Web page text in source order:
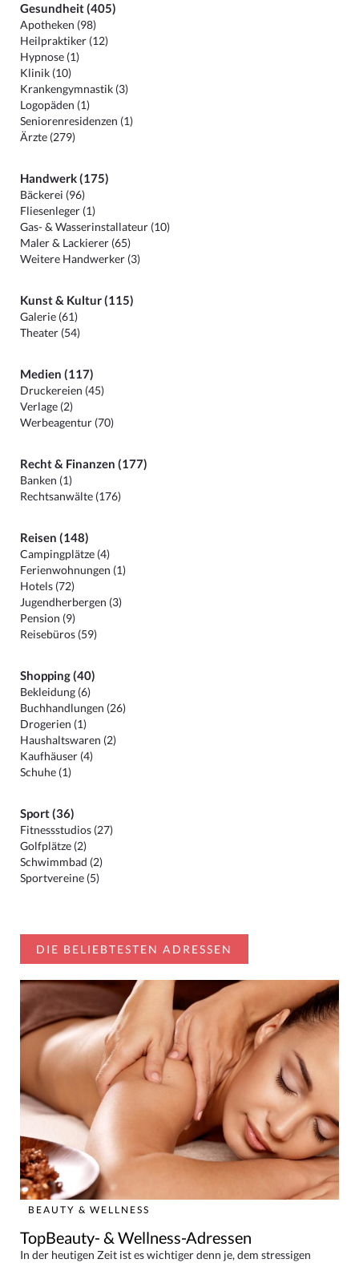
Gesundheit (405)
Apotheken (98)
Heilpraktiker (12)
Hypnose (1)
Klinik (10)
Krankengymnastik (3)
Logopäden (1)
Seniorenresidenzen (1)
Ärzte (279)
Handwerk (175)
Bäckerei (96)
Fliesenleger (1)
Gas- & Wasserinstallateur (10)
Maler & Lackierer (65)
Weitere Handwerker (3)
Kunst & Kultur (115)
Galerie (61)
Theater (54)
Medien (117)
Druckereien (45)
Verlage (2)
Werbeagentur (70)
Recht & Finanzen (177)
Banken (1)
Rechtsanwälte (176)
Reisen (148)
Campingplätze (4)
Ferienwohnungen (1)
Hotels (72)
Jugendherbergen (3)
Pension (9)
Reisebüros (59)
Shopping (40)
Bekleidung (6)
Buchhandlungen (26)
Drogerien (1)
Haushaltswaren (2)
Kaufhäuser (4)
Schuhe (1)
Sport (36)
Fitnessstudios (27)
Golfplätze (2)
Schwimmbad (2)
Sportvereine (5)
DIE BELIEBTESTEN ADRESSEN
BEAUTY & WELLNESS
TopBeauty- & Wellness-Adressen
In der heutigen Zeit ist es wichtiger denn je, dem stressigen